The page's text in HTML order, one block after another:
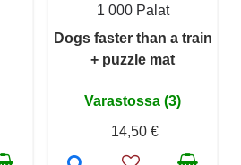
1 000 Palat
Dogs faster than a train
+ puzzle mat
Varastossa (3)
14,50 €